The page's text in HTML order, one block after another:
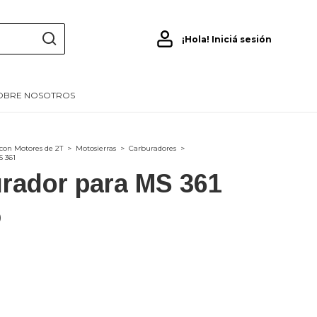
¡Hola! Iniciá sesión
NOSOTROS
Motores de 2T > Motosierras > Carburadores >
361
para MS 361